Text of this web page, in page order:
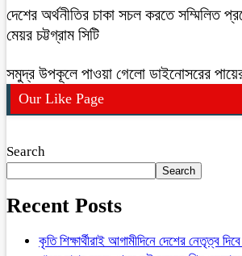
দেশের অর্থনীতির চাকা সচল করতে সম্মিলিত
মেয়র চট্টগ্রাম সিটি
সমুদ্র উপকূলে পাওয়া গেলো ডাইনোসরের
Our Like Page
Search
Search
Recent Posts
কৃতি শিক্ষার্থীরাই আগামীদিনে দেশের নেতৃত্ব